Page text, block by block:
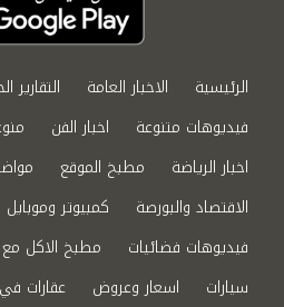
الرئيسية الاخبار العامة التقارير
فيديوهات متنوعة
اخبار الفن
اخبار الرياضة
مطبخ الموقع
الاقتصاد والبورصة
كمبيوتر وموبايل
فيديوهات فضائيات
مطبخ الاكل
سيارات
اسعار وعروض عقارات